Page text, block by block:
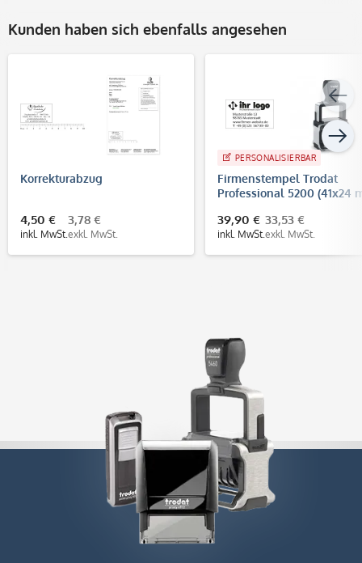
Kunden haben sich ebenfalls angesehen
Korrekturabzug
4,50 €
inkl. MwSt.
3,78 €
exkl. MwSt.
PERSONALISIERBAR
Firmenstempel Trodat
Professional 5200 (41x24
39,90 €
inkl. MwSt.
33,53 €
exkl. MwSt.